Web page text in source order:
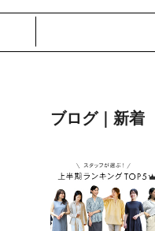
横浜店
ラゾーナ川崎
東京都
丸の内丸ビル店
MEN'S アキバ
MEN'S 東京ミ
ブログ｜新着